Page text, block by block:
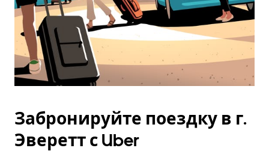
Забронируйте поездку в г.
Эверетт с Uber